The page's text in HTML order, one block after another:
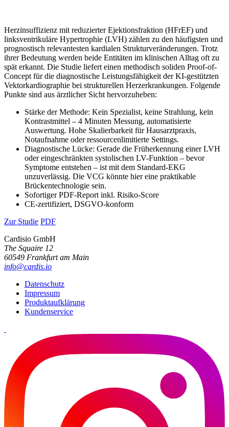
Herzinsuffizienz mit reduzierter Ejektionsfraktion (HFrEF) und
linksventrikuläre Hypertrophie (LVH) zählen zu den häufigsten und
prognostisch relevantesten kardialen Strukturveränderungen. Trotz
ihrer Bedeutung werden beide Entitäten im klinischen Alltag oft zu
spät erkannt. Die Studie liefert einen methodisch soliden Proof-of-
Concept für die diagnostische Leistungsfähigkeit der KI-gestützten
Vektorkardiographie bei strukturellen Herzerkrankungen. Folgende
Punkte sind aus ärztlicher Sicht hervorzuheben:
Stärke der Methode: Kein Spezialist, keine Strahlung, kein
Kontrastmittel – 4 Minuten Messung, automatisierte
Auswertung. Hohe Skalierbarkeit für Hausarztpraxis,
Notaufnahme oder ressourcenlimitierte Settings.
Diagnostische Lücke: Gerade die Früherkennung einer LVH
oder eingeschränkten systolischen LV-Funktion – bevor
Symptome entstehen – ist mit dem Standard-EKG
unzuverlässig. Die VCG könnte hier eine praktikable
Brückentechnologie sein.
Sofortiger PDF-Report inkl. Risiko-Score
CE-zertifiziert, DSGVO-konform
Zur Studie PDF
Cardisio GmbH
The Squaire 12
60549 Frankfurt am Main
info@cardis.io
Datenschutz
Impressum
Produktaufklärung
Kundenservice